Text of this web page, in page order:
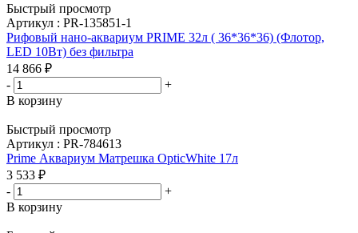
Быстрый просмотр
Артикул : PR-135851-1
Рифовый нано-аквариум PRIME 32л ( 36*36*36) (Флотор,
LED 10Вт) без фильтра
14 866 ₽
-
+
В корзину
Быстрый просмотр
Артикул : PR-784613
Prime Аквариум Матрешка OpticWhite 17л
3 533 ₽
-
+
В корзину